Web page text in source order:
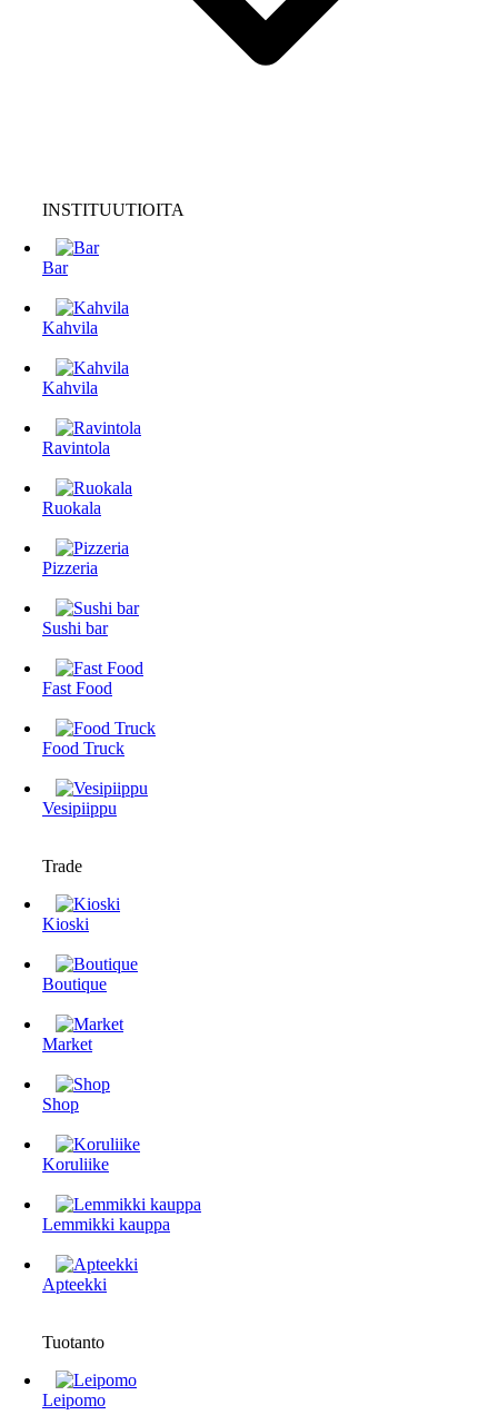
INSTITUUTIOITA
Bar
Kahvila
Kahvila
Ravintola
Ruokala
Pizzeria
Sushi bar
Fast Food
Food Truck
Vesipiippu
Trade
Kioski
Boutique
Market
Shop
Koruliike
Lemmikki kauppa
Apteekki
Tuotanto
Leipomo